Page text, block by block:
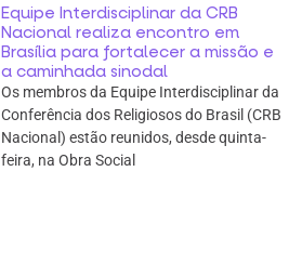
Equipe Interdisciplinar da CRB
Nacional realiza encontro em
Brasília para fortalecer a missão e
a caminhada sinodal
Os membros da Equipe Interdisciplinar da
Conferência dos Religiosos do Brasil (CRB
Nacional) estão reunidos, desde quinta-
feira, na Obra Social